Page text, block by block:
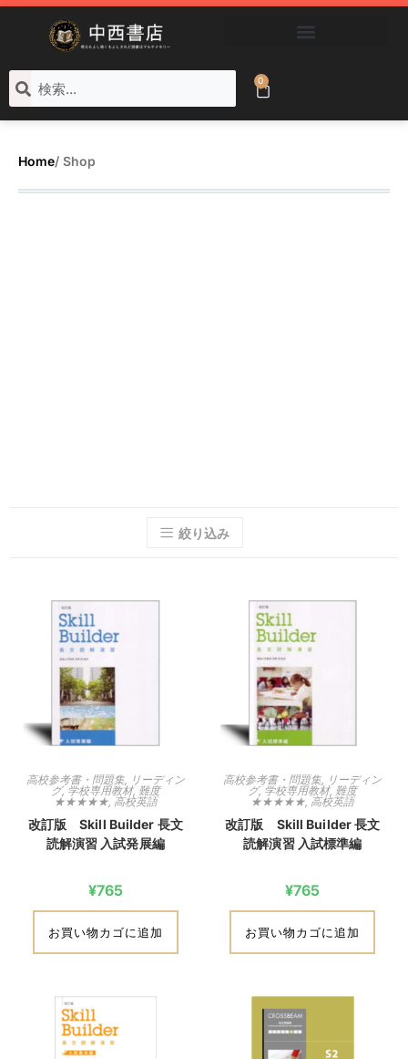
0
Home/ Shop
絞り込み
高校参考書・問題集, リーディン
グ,学校専用教材, 難度
★★★★★,高校英語
改訂版 Skill Builder 長文
読解演習 入試発展編
¥765
お買い物カゴに追加
高校参考書・問題集 リーディン
グ,学校専用教材, 難度
★★★★★ ,高校英語
改訂版 Skill Builder 長文
読解演習 入試標準編
¥765
お買い物カゴに追加